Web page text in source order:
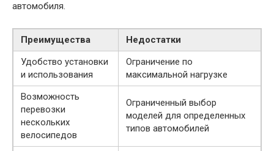
автомобиля.
Преимущества
Недостатки
Удобство установки
и использования
Ограничение по
максимальной нагрузке
Возможность
перевозки
нескольких
велосипедов
Ограниченный выбор
моделей для определенных
типов автомобилей